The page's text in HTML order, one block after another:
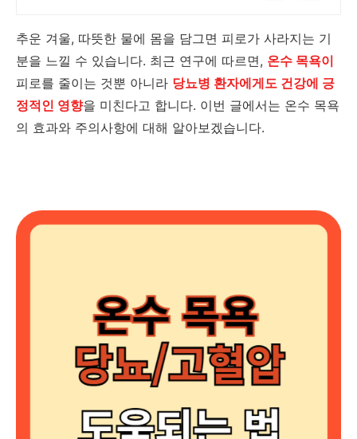
추운 겨울, 따뜻한 물에 몸을 담그면 피로가 사라지는 기
분을 느낄 수 있습니다. 최근 연구에 따르면, 온수 목욕이
피로를 줄이는 것뿐 아니라 당뇨병 환자에게도 건강에 긍
정적인 영향을 미친다고 합니다. 이번 글에서는 온수 목욕
의 효과와 주의사항에 대해 알아보겠습니다.